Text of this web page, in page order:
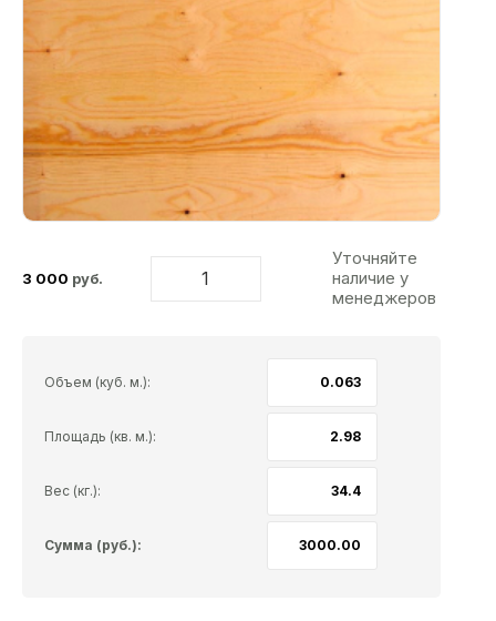
3 000 руб.
Уточняйте
наличие у
менеджеров
Объем (куб. м.):
Площадь (кв. м.):
Вес (кг.):
Сумма (руб.):